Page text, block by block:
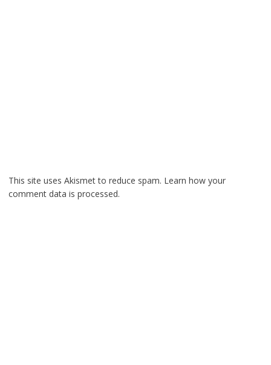
This site uses Akismet to reduce spam. Learn how your
comment data is processed.